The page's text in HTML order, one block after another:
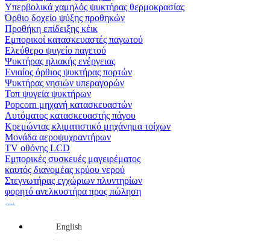
Υπερβολικά χαμηλός ψυκτήρας θερμοκρασίας
Όρθιο δοχείο ψύξης προθηκών
Προθήκη επίδειξης κέικ
Εμπορικοί κατασκευαστές παγωτού
Ελεύθερο ψυγείο παγετού
Ψυκτήρας ηλιακής ενέργειας
Ενιαίος όρθιος ψυκτήρας πορτών
Ψυκτήρας νησιών υπεραγορών
Τοπ ψυγεία ψυκτήρων
Popcorn μηχανή κατασκευαστών
Αυτόματος κατασκευαστής πάγου
Κρεμώντας κλιματιστικό μηχάνημα τοίχων
Μονάδα αεροψυχραντήρων
TV οθόνης LCD
Εμπορικές συσκευές μαγειρέματος
καυτός διανομέας κρύου νερού
Στεγνωτήρας εγχώριων πλυντηρίων
φορητό ανελκυστήρα προς πώληση
Greek
English